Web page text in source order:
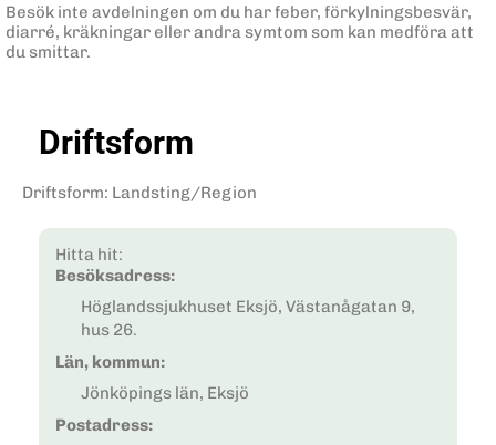
Besök inte avdelningen om du har feber, förkylningsbesvär,
diarré, kräkningar eller andra symtom som kan medföra att
du smittar.
Driftsform
Driftsform: Landsting/Region
Hitta hit:
Besöksadress:
Höglandssjukhuset Eksjö, Västanågatan 9,
hus 26.
Län, kommun:
Jönköpings län, Eksjö
Postadress: